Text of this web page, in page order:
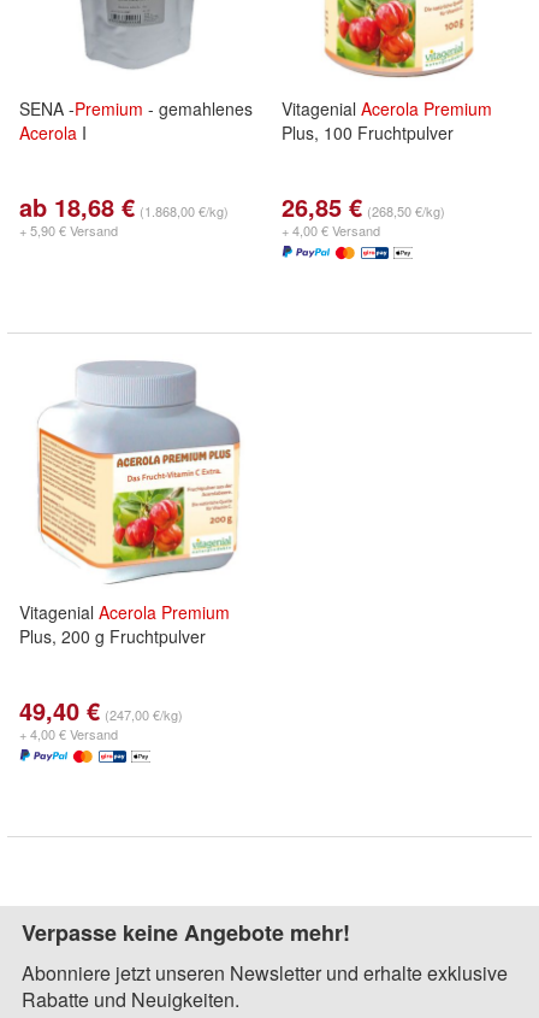
SENA -Premium - gemahlenes
Acerola I
ab 18,68 € (1.868,00 €/kg)
+ 5,90 € Versand
Vitagenial Acerola Premium
Plus, 100 Fruchtpulver
26,85 € (268,50 €/kg)
+ 4,00 € Versand
Vitagenial Acerola Premium
Plus, 200 g Fruchtpulver
49,40 € (247,00 €/kg)
+ 4,00 € Versand
Verpasse keine Angebote mehr!
Abonniere jetzt unseren Newsletter und erhalte exklusive
Rabatte und Neuigkeiten.